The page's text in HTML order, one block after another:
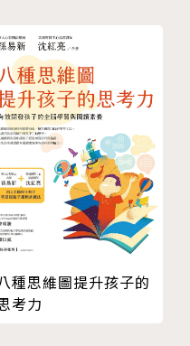
伴和靈性導引與寶寶互
見人愛的天使寶寶喔！
，讓媽媽亮麗優雅的孕
寶寶的養成，全靠這一
照護，一共分為四大
母嬰溝通的黃金關鍵時
本書更「打破嬰兒無法
察、溝通口訣、示範例
母都可以輕鬆育兒，享
大精華「尊重」和「溝
的魔法
要的一天
種思維圖提升孩子的
考力